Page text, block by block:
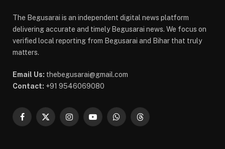
The Begusarai is an independent digital news platform
delivering accurate and timely Begusarai news. We focus on
verified local reporting from Begusarai and Bihar that truly
matters.
Email Us: thebegusarai@gmail.com
Contact: +91 9546069080
Facebook
X
InstagramYouTubeWhatsAppThreads